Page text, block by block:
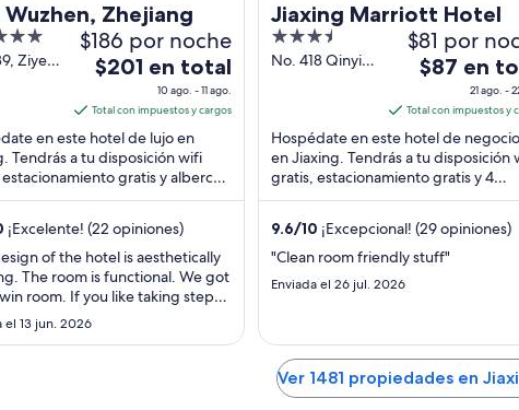
Wuzhen, Zhejiang
Ziye
$186 por noche
El
es
de
$201
en
total
por
noche
del
10
al
$201 en total
10 ago. - 11 ago.
Total con impuestos y cargos
en este hotel de lujo en
Tendrás a tu disposición wifi
gratis y alberca
Estarás muy cerca de
¡Excelente! (22 opiniones)
of the hotel is aesthetically
The room is functional. We got
room. If you like taking steps,
choice to pick. Breakfast is
Staff are great. Special shout out
el 13 jun. 2026
Jiaxing Marriott Hotel
3.5
out
No. 418 Qinyi
$81 por
El
es
de
$87
en
total
por
noche
al
22
ago
$87 en
21 ago. -
Total con impuestos y
Hospédate en este hotel de
en Jiaxing. Tendrás a tu disposición
gratis, estacionamiento gratis y 4
restaurantes. Estarás muy cerca de
9.6/10 ¡Excepcional! (29 opiniones)
"Clean room friendly stuff"
Enviada el 26 jul. 2026
Ver 1481 propiedades en